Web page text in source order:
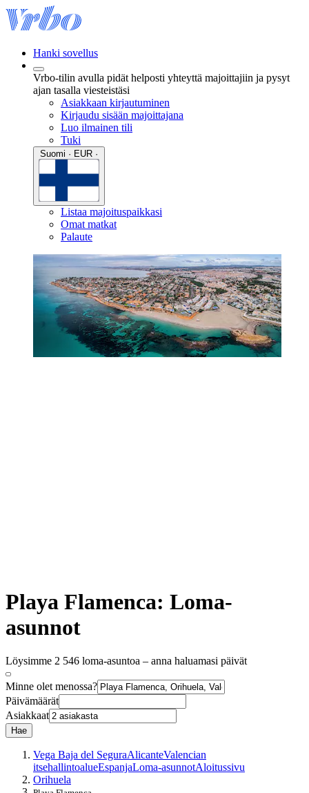
Hanki sovellus
Vrbo-tilin avulla pidät helposti yhteyttä majoittajiin ja pysyt
ajan tasalla viesteistäsi
Asiakkaan kirjautuminen
Kirjaudu sisään majoittajana
Luo ilmainen tili
Tuki
Listaa majoituspaikkasi
Omat matkat
Palaute
Playa Flamenca: Loma-
asunnot
Löysimme 2 546 loma-asuntoa – anna haluamasi päivät
Minne olet menossa?
Päivämäärät
Asiakkaat
Hae
Vega Baja del SeguraAlicanteValencian
itsehallintoalueEspanjaLoma-asunnotAloitussivu
Orihuela